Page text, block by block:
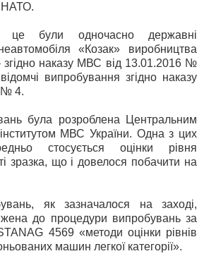
НАТО.
це були одночасно державні
«Козак» виробництва
наказу МВС від 13.01.2016 №
випробування згідно наказу
№ 4.
була розроблена Центральним
МВС України. Одна з цих
стосується оцінки рівня
зразка, що і довелося побачити на
як зазначалося на заході,
до процедури випробувань за
4569 «методи оцінки рівнів
машин легкої категорії».